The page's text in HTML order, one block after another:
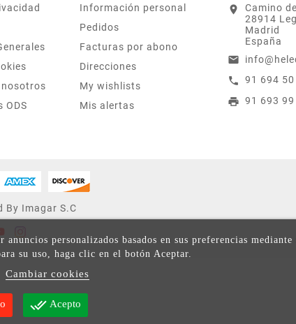
ODS
Información personal
Pedidos
Facturas por abono
Direcciones
My wishlists
Mis alertas
location_on
Camino
28914
Madrid
España
email
call 91 694 50
print 91 693 99
personalizados basados en sus preferencias mediante
su uso, haga clic en el botón Aceptar.
Cambiar cookies
done_all Acepto
By Imagar S.C